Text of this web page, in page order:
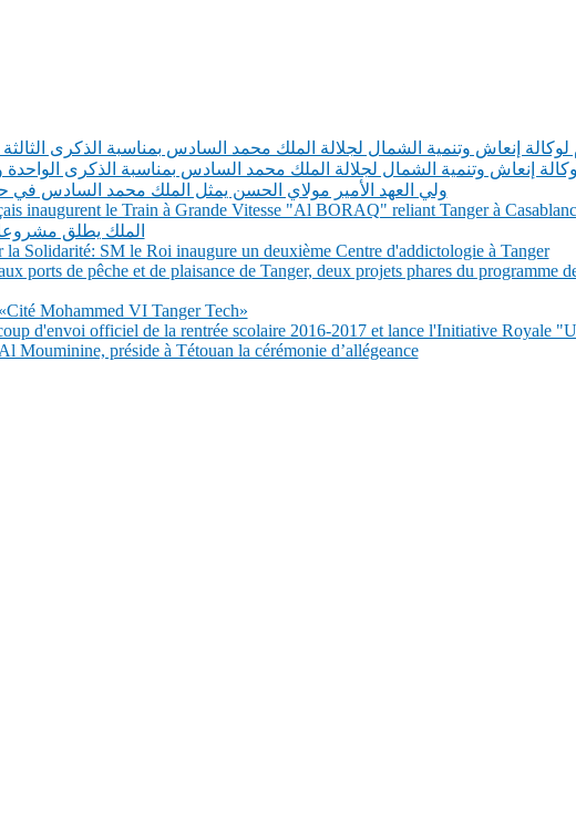
لوكالة إنعاش وتنمية الشمال لجلالة الملك محمد السادس بمناسبة الذكرى
لوكالة إنعاش وتنمية الشمال لجلالة الملك محمد السادس بمناسبة الذكرى
ولي العهد الأمير مولاي الحسن يمثل الملك محمد السادس في
inaugurent le Train à Grande Vitesse "Al BORAQ" reliant Tanger à
الملك يطلق مشروعا
Solidarité: SM le Roi inaugure un deuxième Centre d'addictologie à Tanger
ports de pêche et de plaisance de Tanger, deux projets phares du programme
Mohammed VI Tanger Tech»
d'envoi officiel de la rentrée scolaire 2016-2017 et lance l'Initiative Royale
Mouminine, préside à Tétouan la cérémonie d’allégeance